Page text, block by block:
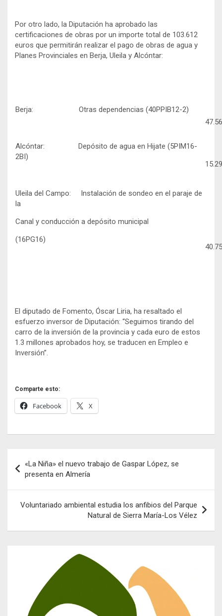
Por otro lado, la Diputación ha aprobado las
certificaciones de obras por un importe total de 103.612
euros que permitirán realizar el pago de obras de agua y
Planes Provinciales en Berja, Uleila y Alcóntar:
Berja: Otras dependencias (40PPIB12-2)
Alcóntar: Depósito de agua en Hijate (5PIM16-
2BI)
Uleila del Campo: Instalación de sondeo en el paraje de
la
Canal y conducción a depósito municipal
(16PG16)
El diputado de Fomento, Óscar Liria, ha resaltado el
esfuerzo inversor de Diputación: “Seguimos tirando del
carro de la inversión de la provincia y cada euro de estos
1.3 millones aprobados hoy, se traducen en Empleo e
Inversión”.
Comparte esto:
Facebook X
de
entradas
«La Niña» el nuevo trabajo de Gaspar López, se
presenta en Almería
Voluntariado ambiental estudia los anfibios del Parque
Natural de Sierra María-Los Vélez